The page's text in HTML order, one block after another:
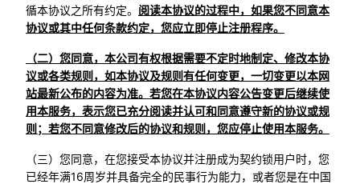
循本协议之所有约定。 阅读本协议的过程中，如果您不同意本
协议或其中任何条款约定，您应立即停止注册程序。
（二）您同意，本公司有权根据需要不定时地制定、修改本协
议或各类规则，如本协议及规则有任何变更，一切变更以本网
站最新公布的内容为准。若您在本协议内容公告变更后继续使
用本服务，表示您已充分阅读并认可和同意遵守新的协议或规
则；若您不同意修改后的协议和规则，您应停止使用本服务。
（三）您同意，在您接受本协议并注册成为契约锁用户时，您
已经年满16周岁并具备完全的民事行为能力，或者您是在中国